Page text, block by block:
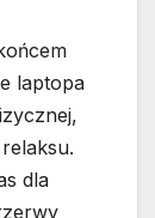
laptopa
dla